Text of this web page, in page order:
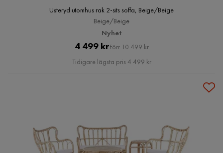
Usteryd utomhus rak 2-sits soffa, Beige/Beige
Beige/Beige
Nyhet
Pris
4 499 krOriginal
Pris
Förr 10 499 kr
Tidigare lägsta pris 4 499 kr